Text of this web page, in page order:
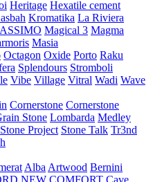
Heritage Hexatile cement
Kromatika La Riviera
Magical 3 Magma
Masia
Octagon Oxide Porto Raku
Splendours Stromboli
Vibe Village Vitral Wadi Wave
Cornerstone Cornerstone
Stone Lombarda Medley
Stone Project Stone Talk Tr3nd
Alba Artwood Bernini